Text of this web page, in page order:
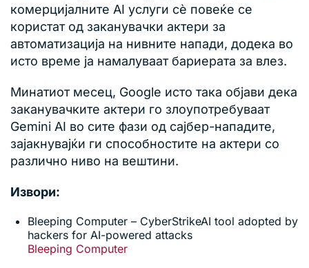
комерцијалните AI услуги сè повеќе се
користат од заканувачки актери за
автоматизација на нивните напади, додека во
исто време ја намалуваат бариерата за влез.
Минатиот месец, Google исто така објави дека
заканувачките актери го злоупотребуваат
Gemini AI во сите фази од сајбер-нападите,
зајакнувајќи ги способностите на актери со
различно ниво на вештини.
Извори:
Bleeping Computer – CyberStrikeAI tool adopted by
hackers for AI-powered attacks
Bleeping Computer